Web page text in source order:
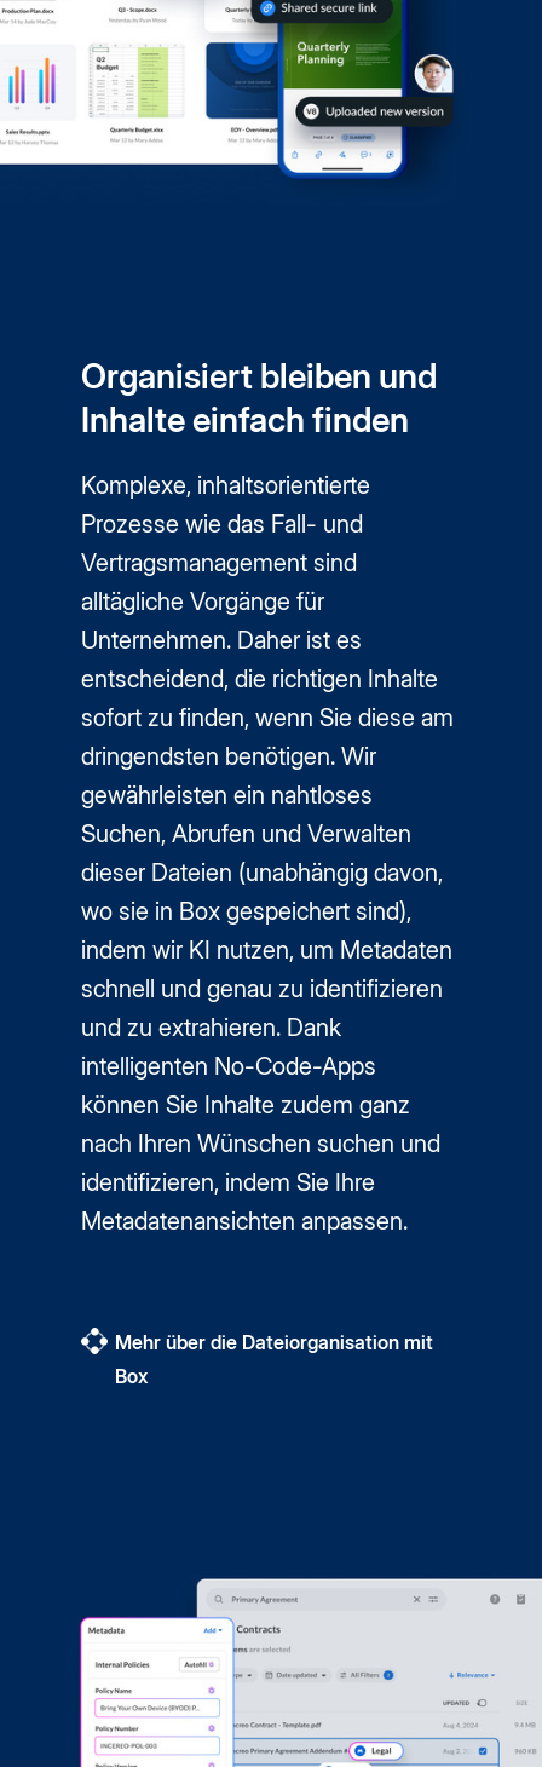
Organisiert bleiben und
Inhalte einfach finden
Komplexe, inhaltsorientierte
Prozesse wie das Fall- und
Vertragsmanagement sind
alltägliche Vorgänge für
Unternehmen. Daher ist es
entscheidend, die richtigen Inhalte
sofort zu finden, wenn Sie diese am
dringendsten benötigen. Wir
gewährleisten ein nahtloses
Suchen, Abrufen und Verwalten
dieser Dateien (unabhängig davon,
wo sie in Box gespeichert sind),
indem wir KI nutzen, um Metadaten
schnell und genau zu identifizieren
und zu extrahieren. Dank
intelligenten No-Code-Apps
können Sie Inhalte zudem ganz
nach Ihren Wünschen suchen und
identifizieren, indem Sie Ihre
Metadatenansichten anpassen.
Mehr über die Dateiorganisation mit
Box